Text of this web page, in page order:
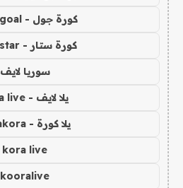
كورة جول - kora goal
كورة ستار - kora star
سوريا لايف
يلا لايف - yalla live
يلا كورة - yallakora
kora live
kooralive